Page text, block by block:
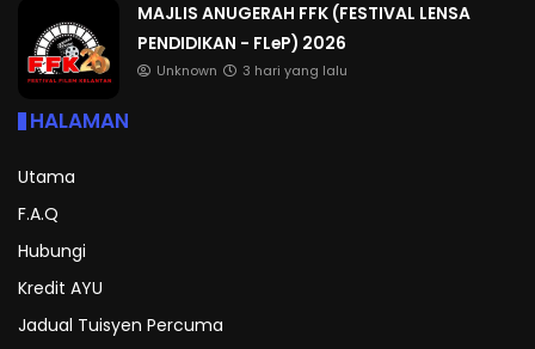
MAJLIS ANUGERAH FFK (FESTIVAL LENSA
PENDIDIKAN - FLeP) 2026
Unknown 3 hari yang lalu
HALAMAN
Utama
F.A.Q
Hubungi
Kredit AYU
Jadual Tuisyen Percuma